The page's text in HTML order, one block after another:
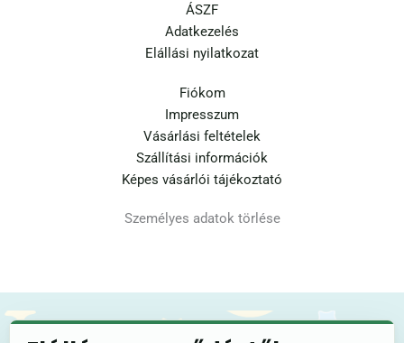
ÁSZF
Adatkezelés
Elállási nyilatkozat
Fiókom
Impresszum
Vásárlási feltételek
Szállítási információk
Képes vásárlói tájékoztató
Személyes adatok törlése